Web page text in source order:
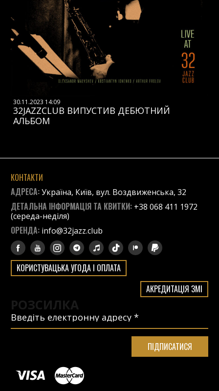
30.11.2023 14:09
32JAZZCLUB ВИПУСТИВ ДЕБЮТНИЙ
АЛЬБОМ
КОНТАКТИ
АДРЕСА:Україна, Київ, вул. Воздвиженська, 32
ДЕТАЛЬНА ІНФОРМАЦІЯ ТА КВИТКИ: +38 068 411 1972
(середа-неділя)
ОРЕНДА: info@32jazz.club
КОРИСТУВАЦЬКА УГОДА І ОПЛАТА
АКРЕДИТАЦІЯ ЗМІ
РОЗСИЛКА